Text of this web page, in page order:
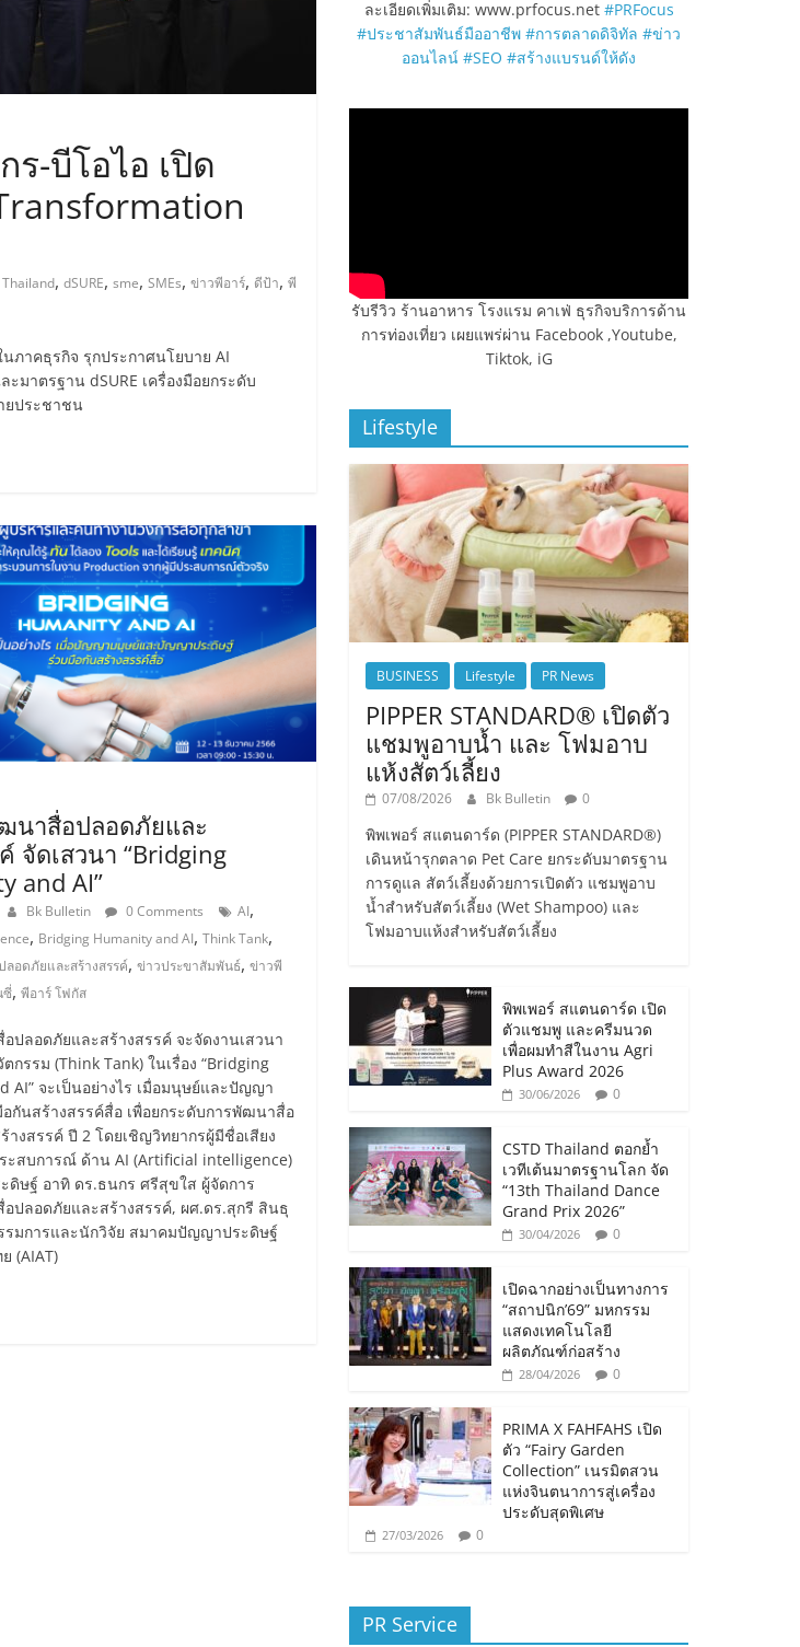
ร-บีโอไอ เปิด
, dSURE, sme, SMEs, ข่าวพีอาร์, ดีป้า, พี
ภาคธุรกิจ รุกประกาศนโยบาย AI
มาตรฐาน dSURE เครื่องมือยกระดับ
ยประชาชน
นาสื่อปลอดภัยและ
จัดเสวนา “Bridging
and AI”
Bk Bulletin 0 Comments AI,
, Bridging Humanity and AI,Think Tank,
อดภัยและสร้างสรรค์,ข่าวประขาสัมพันธ์,ข่าวพี
ซี่,พีอาร์ โฟกัส
ปลอดภัยและสร้างสรรค์ จะจัดงานเสวนา
กรรม (Think Tank) ในเรื่อง “Bridging
AI” จะเป็นอย่างไร เมื่อมนุษย์และปัญญา
กันสร้างสรรค์สื่อ เพื่อยกระดับการพัฒนาสื่อ
างสรรค์ ปี 2 โดยเชิญวิทยากรผู้มีชื่อเสียง
ะสบการณ์ ด้าน AI (Artificial intelligence)
ษฐ์ อาทิ ดร.ธนกร ศรีสุขใส ผู้จัดการ
ปลอดภัยและสร้างสรรค์, ผศ.ดร.สุกรี สินธุ
มการและนักวิจัย สมาคมปัญญาประดิษฐ์
(AIAT)
ละเอียดเพิ่มเติม: www.prfocus.net #PRFocus
#ประชาสัมพันธ์มืออาชีพ #การตลาดดิจิทัล #ข่าว
ออนไลน์ #SEO #สร้างแบรนด์ให้ดัง
รับรีวิว ร้านอาหาร โรงแรม คาเฟ่ ธุรกิจบริการด้าน
การท่องเที่ยว เผยแพร่ผ่าน Facebook ,Youtube,
Tiktok, iG
Lifestyle
BUSINESS Lifestyle PR News
PIPPER STANDARD® เปิดตัว
แชมพูอาบน้ำ และ โฟมอาบ
แห้งสัตว์เลี้ยง
07/08/2026 Bk Bulletin 0
พิพเพอร์ สแตนดาร์ด (PIPPER STANDARD®)
เดินหน้ารุกตลาด Pet Care ยกระดับมาตรฐาน
การดูแล สัตว์เลี้ยงด้วยการเปิดตัว แชมพูอาบ
น้ำสำหรับสัตว์เลี้ยง (Wet Shampoo) และ
โฟมอาบแห้งสำหรับสัตว์เลี้ยง
พิพเพอร์ สแตนดาร์ด เปิด
ตัวแชมพู และครีมนวด
เพื่อผมทำสีในงาน Agri
Plus Award 2026
30/06/2026 0
CSTD Thailand ตอกย้ำ
เวทีเต้นมาตรฐานโลก จัด
“13th Thailand Dance
Grand Prix 2026”
30/04/2026 0
เปิดฉากอย่างเป็นทางการ
“สถาปนิก’69” มหกรรม
แสดงเทคโนโลยี
ผลิตภัณฑ์ก่อสร้าง
28/04/2026 0
PRIMA X FAHFAHS เปิด
ตัว “Fairy Garden
Collection” เนรมิตสวน
แห่งจินตนาการสู่เครื่อง
ประดับสุดพิเศษ
27/03/2026 0
PR Service